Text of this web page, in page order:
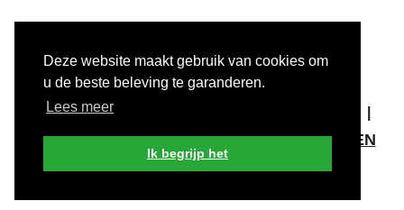
Deze website maakt gebruik van cookies om
u de beste beleving te garanderen.
Lees meer
Ik begrijp het
COPYRIGHT © 2025 #INULST
ALGEMENE VOORWAARDEN
DISCLAIMER
MELD KWETSBAARHEDEN
Login voor ondernemers